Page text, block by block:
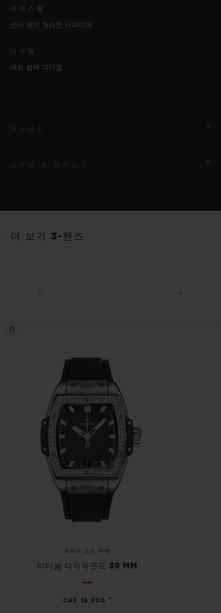
크리스탈
반사 방지 처리한 사파이어
다이얼
매트 블랙 다이얼
40시간
스트랩
더 보기 3-핸즈
스피릿 오브 빅뱅
티타늄 다이아몬드 39 MM
CHF 16,900 •